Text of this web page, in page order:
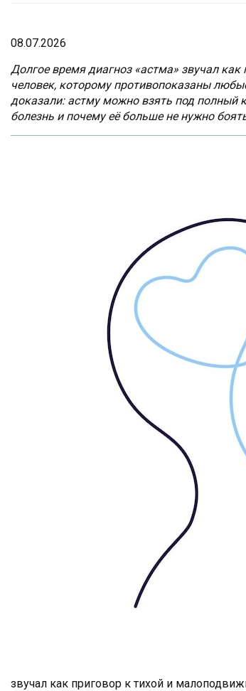
08.07.2026
Долгое время диагноз «астма» звучал
человек, которому противопоказаны
доказали: астму можно взять под полный
болезнь и почему её больше не нужно
звучал как приговор к тихой и